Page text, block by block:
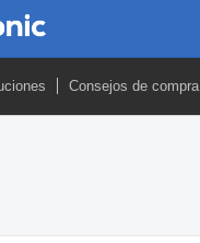
Consejos de compra